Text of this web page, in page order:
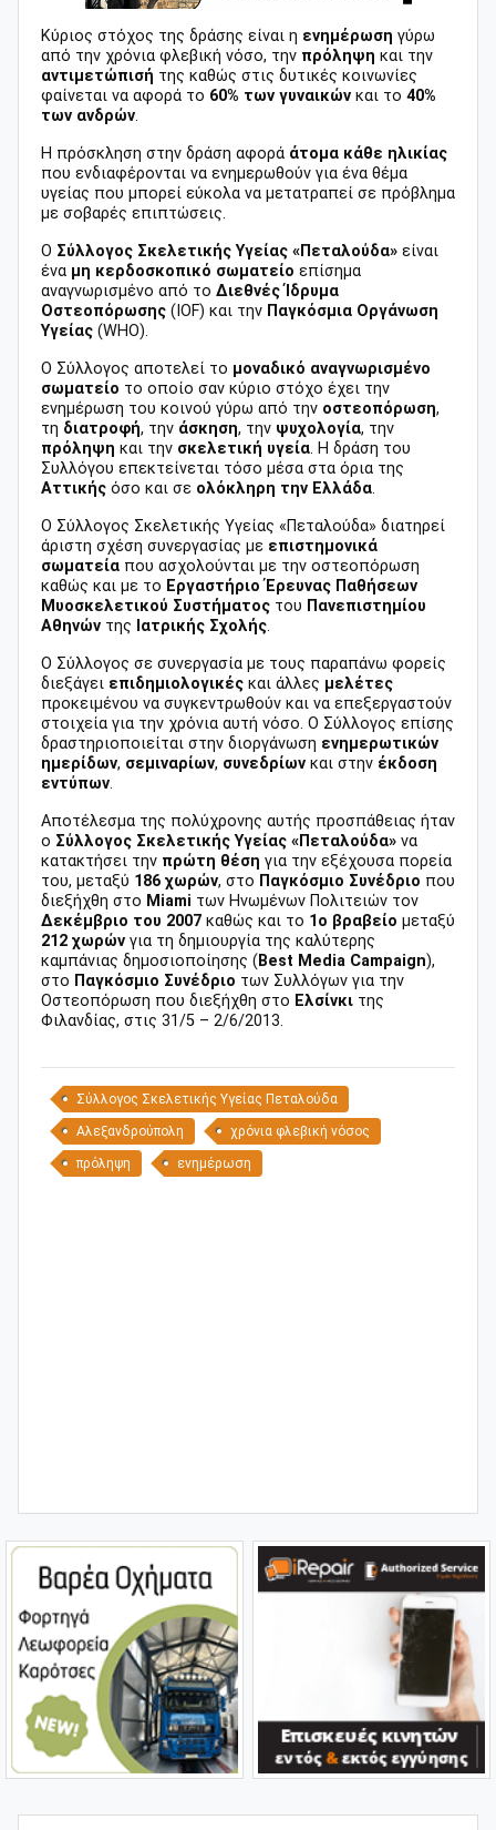
Κύριος στόχος της δράσης είναι η ενημέρωση γύρω
από την χρόνια φλεβική νόσο, την πρόληψη και την
αντιμετώπισή της καθώς στις δυτικές κοινωνίες
φαίνεται να αφορά το 60% των γυναικών και το 40%
των ανδρών.
Η πρόσκληση στην δράση αφορά άτομα κάθε ηλικίας
που ενδιαφέρονται να ενημερωθούν για ένα θέμα
υγείας που μπορεί εύκολα να μετατραπεί σε πρόβλημα
με σοβαρές επιπτώσεις.
Ο Σύλλογος Σκελετικής Υγείας «Πεταλούδα» είναι
ένα μη κερδοσκοπικό σωματείο επίσημα
αναγνωρισμένο από το Διεθνές Ίδρυμα
Οστεοπόρωσης (ΙΟF) και την Παγκόσμια Οργάνωση
Υγείας (WHO).
Ο Σύλλογος αποτελεί το μοναδικό αναγνωρισμένο
σωματείο το οποίο σαν κύριο στόχο έχει την
ενημέρωση του κοινού γύρω από την οστεοπόρωση,
τη διατροφή, την άσκηση, την ψυχολογία, την
πρόληψη και την σκελετική υγεία. Η δράση του
Συλλόγου επεκτείνεται τόσο μέσα στα όρια της
Αττικής όσο και σε ολόκληρη την Ελλάδα.
Ο Σύλλογος Σκελετικής Υγείας «Πεταλούδα» διατηρεί
άριστη σχέση συνεργασίας με επιστημονικά
σωματεία που ασχολούνται με την οστεοπόρωση
καθώς και με το Εργαστήριο Έρευνας Παθήσεων
Μυοσκελετικού Συστήματος του Πανεπιστημίου
Αθηνών της Ιατρικής Σχολής.
Ο Σύλλογος σε συνεργασία με τους παραπάνω φορείς
διεξάγει επιδημιολογικές και άλλες μελέτες
προκειμένου να συγκεντρωθούν και να επεξεργαστούν
στοιχεία για την χρόνια αυτή νόσο. Ο Σύλλογος επίσης
δραστηριοποιείται στην διοργάνωση ενημερωτικών
ημερίδων, σεμιναρίων, συνεδρίων και στην έκδοση
εντύπων.
Αποτέλεσμα της πολύχρονης αυτής προσπάθειας ήταν
ο Σύλλογος Σκελετικής Υγείας «Πεταλούδα» να
κατακτήσει την πρώτη θέση για την εξέχουσα πορεία
του, μεταξύ 186 χωρών, στο Παγκόσμιο Συνέδριο που
διεξήχθη στο Miami των Ηνωμένων Πολιτειών τον
Δεκέμβριο του 2007 καθώς και το 1ο βραβείο μεταξύ
212 χωρών για τη δημιουργία της καλύτερης
καμπάνιας δημοσιοποίησης ( Best Media Campaign),
στο Παγκόσμιο Συνέδριο των Συλλόγων για την
Οστεοπόρωση που διεξήχθη στο Ελσίνκι της
Φιλανδίας, στις 31/5 – 2/6/2013.
Σύλλογος Σκελετικής Υγείας Πεταλούδα
Αλεξανδρούπολη χρόνια φλεβική νόσος
πρόληψη ενημέρωση